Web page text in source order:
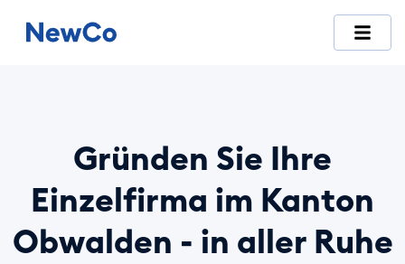
Gründen Sie Ihre
Einzelfirma im Kanton
Obwalden - in aller Ruhe